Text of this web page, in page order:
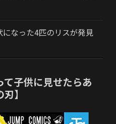
なった4匹のリスが発見
て子供に見せたらあ
】